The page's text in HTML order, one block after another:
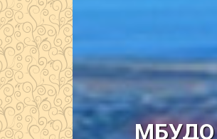
МБУДО